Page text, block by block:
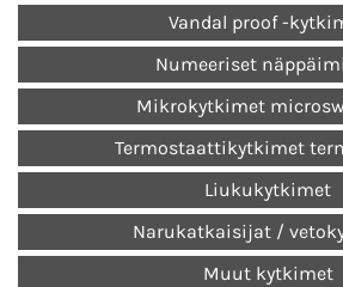
Vandal proof -
Numeeriset
Mikrokytkimet
Termostaattikytkimet
Liukukytkimet
Narukatkaisijat /
Muut kytkimet